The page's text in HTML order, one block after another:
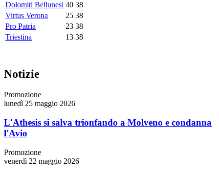
Dolomiti Bellunesi 40 38
Virtus Verona
25 38
Pro Patria
23 38
Triestina
13 38
Notizie
Promozione
lunedì 25 maggio 2026
L'Athesis si salva trionfando a Molveno e condanna
l'Avio
Promozione
venerdì 22 maggio 2026